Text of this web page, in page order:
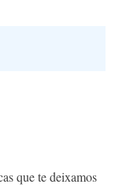
que te deixamos